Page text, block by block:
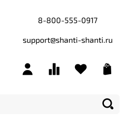
8-800-555-0917
support@shanti-shanti.ru